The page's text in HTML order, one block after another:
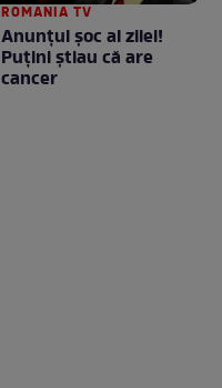
ROMANIA TV
Anunţul şoc al zilei!
Puţini ştiau că are
cancer